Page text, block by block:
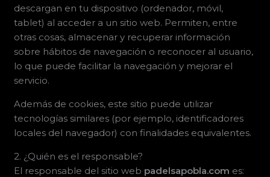
descargan en tu dispositivo (ordenador, móvil,
tablet) al acceder a un sitio web. Permiten, entre
otras cosas, almacenar y recuperar información
sobre hábitos de navegación o reconocer al usuario,
lo que puede facilitar la navegación y mejorar el
servicio.
Además de cookies, este sitio puede utilizar
tecnologías similares (por ejemplo, identificadores
locales del navegador) con finalidades equivalentes.
2. ¿Quién es el responsable?
El responsable del sitio web padelsapobla.com es: